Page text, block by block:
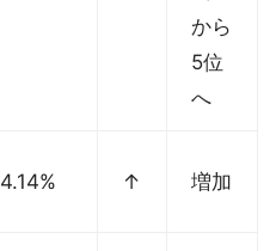
から
5位
へ
4.14% ↑ 増加